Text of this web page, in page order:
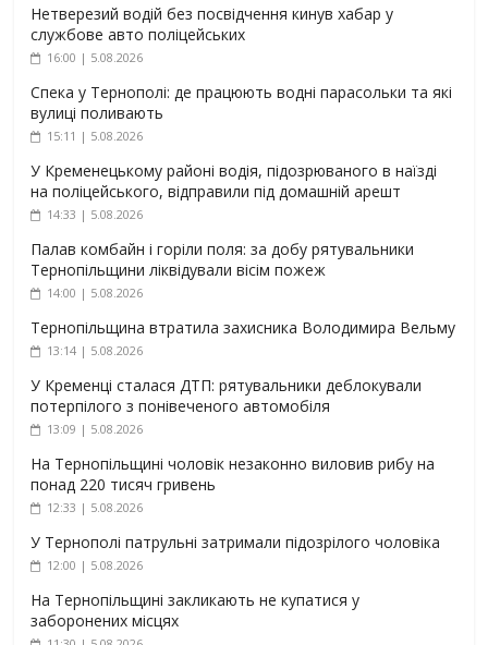
Нетверезий водій без посвідчення кинув хабар у
службове авто поліцейських
16:00 | 5.08.2026
Спека у Тернополі: де працюють водні парасольки та які
вулиці поливають
15:11 | 5.08.2026
У Кременецькому районі водія, підозрюваного в наїзді
на поліцейського, відправили під домашній арешт
14:33 | 5.08.2026
Палав комбайн і горіли поля: за добу рятувальники
Тернопільщини ліквідували вісім пожеж
14:00 | 5.08.2026
Тернопільщина втратила захисника Володимира Вельму
13:14 | 5.08.2026
У Кременці сталася ДТП: рятувальники деблокували
потерпілого з понівеченого автомобіля
13:09 | 5.08.2026
На Тернопільщині чоловік незаконно виловив рибу на
понад 220 тисяч гривень
12:33 | 5.08.2026
У Тернополі патрульні затримали підозрілого чоловіка
12:00 | 5.08.2026
На Тернопільщині закликають не купатися у
заборонених місцях